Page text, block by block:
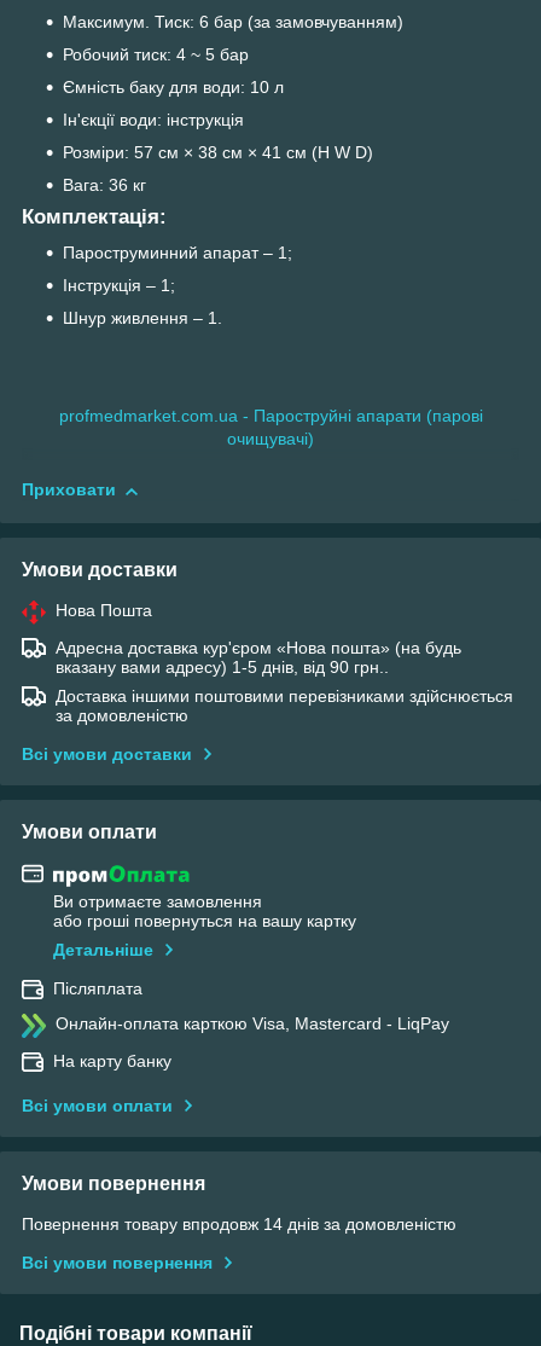
Максимум. Тиск: 6 бар (за замовчуванням)
Робочий тиск: 4 ~ 5 бар
Ємність баку для води: 10 л
Ін'єкції води: інструкція
Розміри: 57 см × 38 см × 41 см (H W D)
Вага: 36 кг
Комплектація:
Пароструминний апарат – 1;
Інструкція – 1;
Шнур живлення – 1.
profmedmarket.com.ua - Пароструйні апарати (парові
очищувачі)
Приховати
Умови доставки
Нова Пошта
Адресна доставка кур'єром «Нова пошта» (на будь
вказану вами адресу) 1-5 днів, від 90 грн..
Доставка іншими поштовими перевізниками здійснюється
за домовленістю
Всі умови доставки
Умови оплати
Ви отримаєте замовлення
або гроші повернуться на вашу картку
Детальніше
Післяплата
Онлайн-оплата карткою Visa, Mastercard - LiqPay
На карту банку
Всі умови оплати
Умови повернення
Повернення товару впродовж 14 днів за домовленістю
Всі умови повернення
Подібні товари компанії